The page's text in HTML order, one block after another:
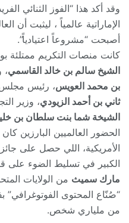
وقد أكد هذا “الفوز الثنائي
الإماراتية عالمياً ، ليثبت أن
أصبحت “مشروعاً اعتيادياً”.
كانت منصات التكريم ممتلئة
الشيخ سالم بن خالد القاسمي،
بن محمد العويس، رئيس مجلس
ثاني بن أحمد الزيودي، وزير
الشيخة شما بنت سلطان بن
الحضور العالميين البارزين كان
الأمريكية، اللي حصل على
الكبير في تسليط الضوء على
مارك سميث من الولايات
“صُنّاع المحتوى الفوتوغرافي”
من ملياري شخص.